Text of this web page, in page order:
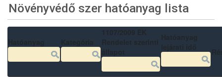
Növényvédő szer hatóanyag lista